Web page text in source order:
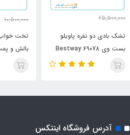
25,500,000
23,300,000 تومان
تشک بادی دو نفره پاویلو
بست وی Bestway 69078
10,500,000
تخت خواب
بالش و
67696
آدرس فروشگاه اینتکس